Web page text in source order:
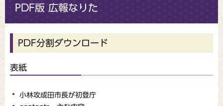
PDF版 広報なりた
PDF分割ダウンロード
表紙
小林攻成田市長が初登庁